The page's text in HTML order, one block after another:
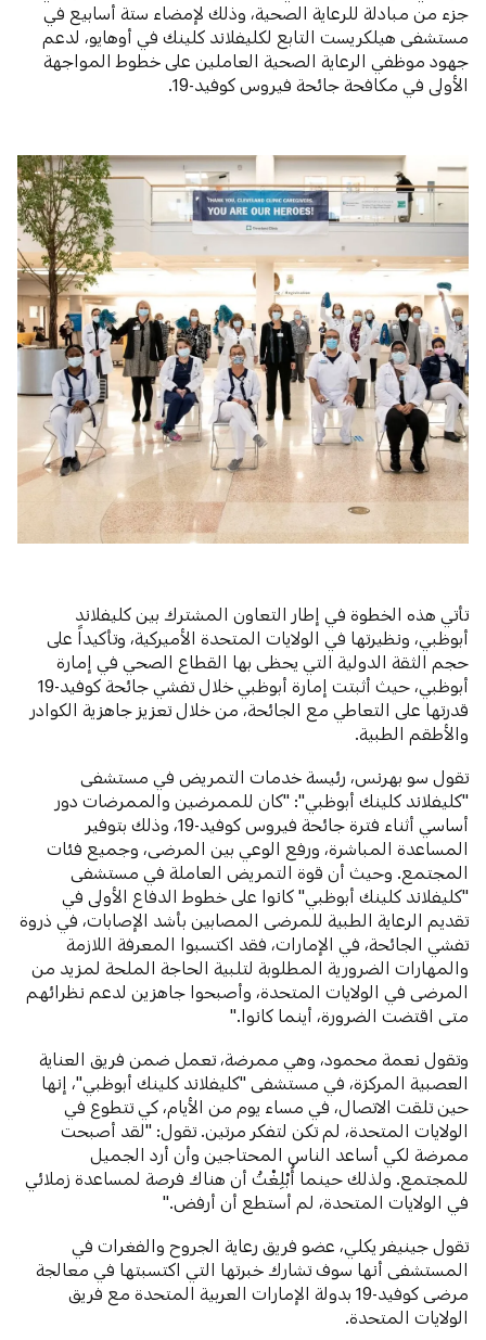
جزء من مبادلة للرعاية الصحية، وذلك لإمضاء ستة أسابيع في
مستشفى هيلكريست التابع لكليفلاند كلينك في أوهايو، لدعم
جهود موظفي الرعاية الصحية العاملين على خطوط المواجهة
الأولى في مكافحة جائحة فيروس كوفيد-19.
تأتي هذه الخطوة في إطار التعاون المشترك بين كليفلاند
أبوظبي، ونظيرتها في الولايات المتحدة الأميركية، وتأكيداً على
حجم الثقة الدولية التي يحظى بها القطاع الصحي في إمارة
أبوظبي، حيث أثبتت إمارة أبوظبي خلال تفشي جائحة كوفيد-19
قدرتها على التعاطي مع الجائحة، من خلال تعزيز جاهزية الكوادر
والأطقم الطبية.
تقول سو بهرنس، رئيسة خدمات التمريض في مستشفى
"كليفلاند كلينك أبوظبي": "كان للممرضين والممرضات دور
أساسي أثناء فترة جائحة فيروس كوفيد-19، وذلك بتوفير
المساعدة المباشرة، ورفع الوعي بين المرضى، وجميع فئات
المجتمع. وحيث أن قوة التمريض العاملة في مستشفى
"كليفلاند كلينك أبوظبي" كانوا على خطوط الدفاع الأولى في
تقديم الرعاية الطبية للمرضى المصابين بأشد الإصابات، في ذروة
تفشي الجائحة، في الإمارات، فقد اكتسبوا المعرفة اللازمة
والمهارات الضرورية المطلوبة لتلبية الحاجة الملحة لمزيد من
المرضى في الولايات المتحدة، وأصبحوا جاهزين لدعم نظرائهم
متى اقتضت الضرورة، أينما كانوا."
وتقول نعمة محمود، وهي ممرضة، تعمل ضمن فريق العناية
العصبية المركزة، في مستشفى "كليفلاند كلينك أبوظبي"، إنها
حين تلقت الاتصال، في مساء يوم من الأيام، كي تتطوع في
الولايات المتحدة، لم تكن لتفكر مرتين. تقول: "لقد أصبحت
ممرضة لكي أساعد الناس المحتاجين وأن أرد الجميل
للمجتمع. ولذلك حينما أُبْلِغْتُ أن هناك فرصة لمساعدة زملائي
في الولايات المتحدة، لم أستطع أن أرفض."
تقول جينيفر يكلي، عضو فريق رعاية الجروح والفغرات في
المستشفى أنها سوف تشارك خبرتها التي اكتسبتها في معالجة
مرضى كوفيد-19 بدولة الإمارات العربية المتحدة مع فريق
الولايات المتحدة.